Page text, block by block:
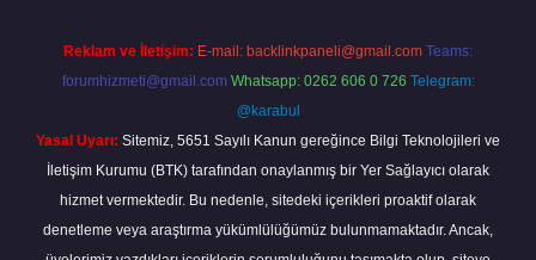
Reklam ve İletişim: E-mail: backlinkpaneli@gmail.com Teams:
forumhizmeti@gmail.com Whatsapp: 0262 606 0 726 Telegram:
@karabul
Yasal Uyarı: Sitemiz, 5651 Sayılı Kanun gereğince Bilgi Teknolojileri ve
İletişim Kurumu (BTK) tarafından onaylanmış bir Yer Sağlayıcı olarak
hizmet vermektedir. Bu nedenle, sitedeki içerikleri proaktif olarak
denetleme veya araştırma yükümlülüğümüz bulunmamaktadır. Ancak,